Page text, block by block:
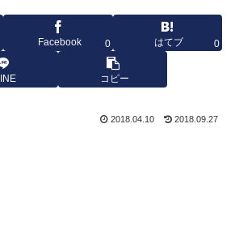
Facebook 0 はてブ 0
コピー
2018.04.10 2018.09.27